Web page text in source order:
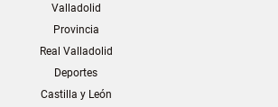
Valladolid
Provincia
Real Valladolid
Deportes
Castilla y León